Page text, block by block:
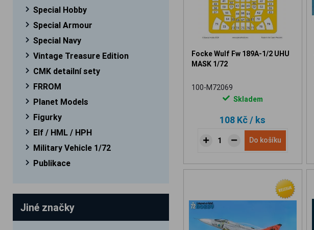
Special Hobby
Special Armour
Special Navy
Vintage Treasure Edition
CMK detailní sety
FRROM
Planet Models
Figurky
Elf / HML / HPH
Military Vehicle 1/72
Publikace
Jiné značky
Focke Wulf Fw 189A-1/2 UHU
MASK 1/72
100-M72069
Skladem
108 Kč/ ks
Do košíku